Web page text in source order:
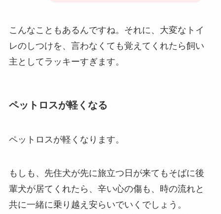
こんなこともあるんですね。それに、大変なトイ
レのしつけを、言わなくても覚えてくれたら飼い
主としてラッキーすぎます。
ペットロスが軽くなる
ペットロスが軽くなります。
もしも、先住犬が先に旅立つ日が来てもそばに後
輩犬が居てくれたら、辛い心の傷も、時の流れと
共に一緒に乗り越え安らいでいくでしょう。